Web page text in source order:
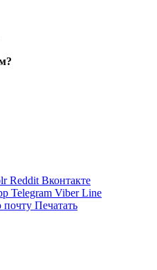
Reddit Вконтакте
Telegram Viber Line
почту Печатать